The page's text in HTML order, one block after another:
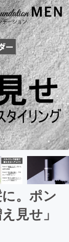
。ポン
見せ」